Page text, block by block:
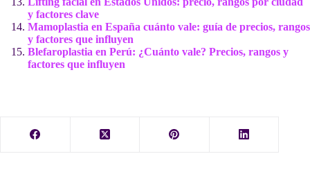
y factores clave
Mamoplastia en España cuánto vale: guía de precios, rangos
y factores que influyen
Blefaroplastia en Perú: ¿Cuánto vale? Precios, rangos y
factores que influyen